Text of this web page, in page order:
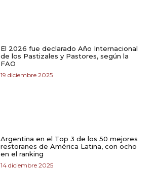
El 2026 fue declarado Año Internacional
de los Pastizales y Pastores, según la
FAO
19 diciembre 2025
Argentina en el Top 3 de los 50 mejores
restoranes de América Latina, con ocho
en el ranking
14 diciembre 2025